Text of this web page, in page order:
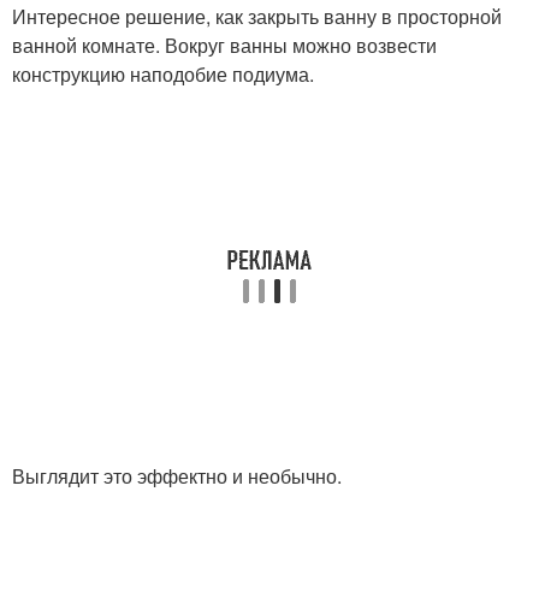
Интересное решение, как закрыть ванну в просторной
ванной комнате. Вокруг ванны можно возвести
конструкцию наподобие подиума.
Выглядит это эффектно и необычно.